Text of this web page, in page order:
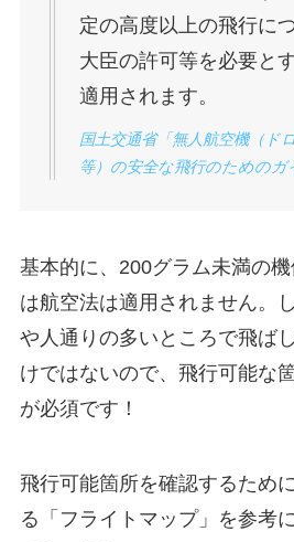
定の高度以上の飛行に
大臣の許可等を必要と
適用されます。
国土交通省「無人航空機（ド
等）の安全な飛行のためのガ
基本的に、200グラム未満の
は航空法は適用されません。
や人通りの多いところで飛ば
けではないので、飛行可能な
が必須です！
飛行可能箇所を確認するため
る「フライトマップ」を参考